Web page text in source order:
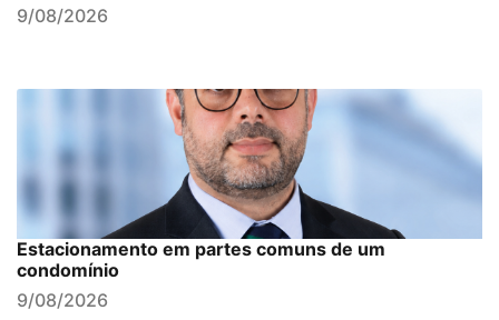
9/08/2026
Estacionamento em partes comuns de um
condomínio
9/08/2026